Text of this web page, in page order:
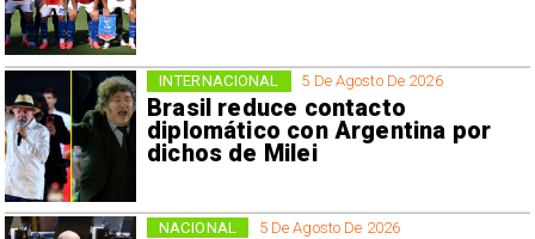
5 De Agosto De 2026
Brasil reduce contacto
diplomático con Argentina por
dichos de Milei
INTERNACIONAL
5 De Agosto De 2026
NACIONAL